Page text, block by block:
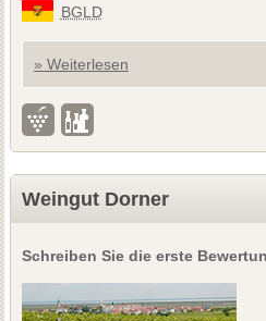
BGLD
» Weiterlesen
Weingut Dorner
Schreiben Sie die erste